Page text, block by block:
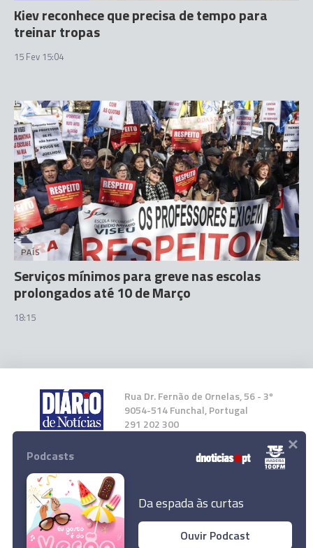
Kiev reconhece que precisa de tempo para
treinar tropas
15 Fev 15:04
PAÍS
Serviços mínimos para greve nas escolas
prolongados até 10 de Março
18:15
Rua Dr. Fernão de Ornelas, 56 - 3º
9054-514 Funchal, Portugal
291 202 300
Instale a nossa App
Podcasts
Da espada às curtas
Ouvir Podcast
×